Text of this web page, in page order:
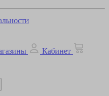
Кабинет